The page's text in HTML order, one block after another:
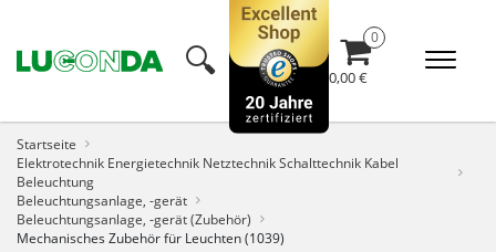
🔍︎ 0,00 €
Startseite
Elektrotechnik Energietechnik Netztechnik Schalttechnik Kabel
Beleuchtung
Beleuchtungsanlage, -gerät
Beleuchtungsanlage, -gerät (Zubehör)
Mechanisches Zubehör für Leuchten (1039)